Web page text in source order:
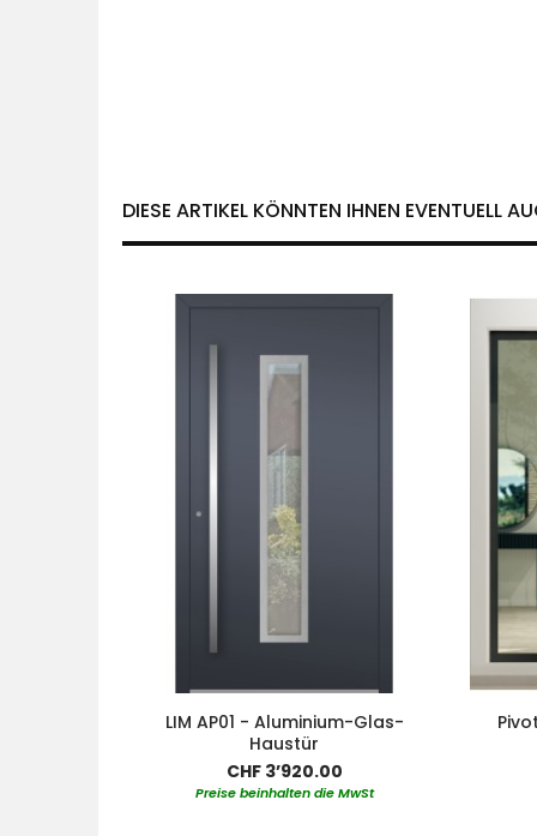
DIESE ARTIKEL KÖNNTEN IHNEN EVENTUELL
LIM AP01 - Aluminium-Glas-
Haustür
CHF 3’920.00
Preise beinhalten die MwSt